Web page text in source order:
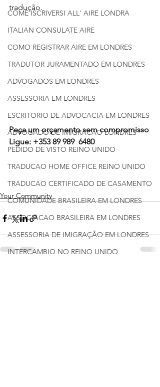
COME ISCRIVERSI ALL' AIRE LONDRA
ITALIAN CONSULATE AIRE
COMO REGISTRAR AIRE EM LONDRES
TRADUTOR JURAMENTADO EM LONDRES
ADVOGADOS EM LONDRES
ASSESSORIA EM LONDRES
ESCRITORIO DE ADVOCACIA EM LONDRES
ADVOGADO DE IMIGRACAO LONDRES
PEDIDO DE VISTO REINO UNIDO
TRADUCAO HOME OFFICE REINO UNIDO
TRADUCAO CERTIFICADO DE CASAMENTO
COMUNIDADE BRASILEIRA EM LONDRES
ASSOCIACAO BRASILEIRA EM LONDRES
ASSESSORIA DE IMIGRAÇÃO EM LONDRES
INTERCAMBIO NO REINO UNIDO
tradução.
Peça um orçamento sem compromisso
Ligue: +353 89 989 6480
Your Community